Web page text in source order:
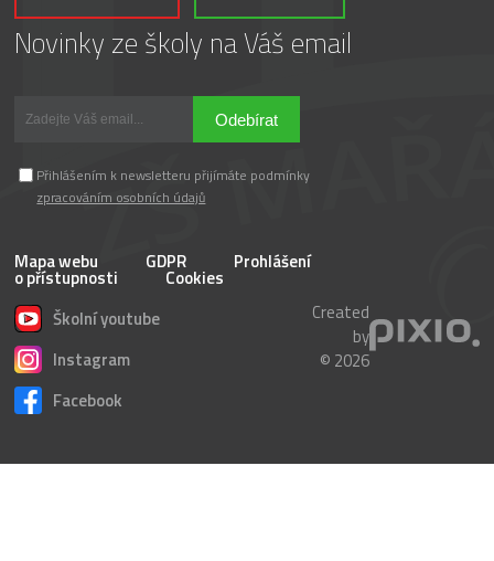
Novinky ze školy na Váš email
Odebírat
Přihlášením k newsletteru přijímáte podmínky
zpracováním osobních údajů
Mapa webu GDPR Prohlášení
o přístupnosti
Cookies
Školní youtube
Instagram
Facebook
Created
by
© 2026